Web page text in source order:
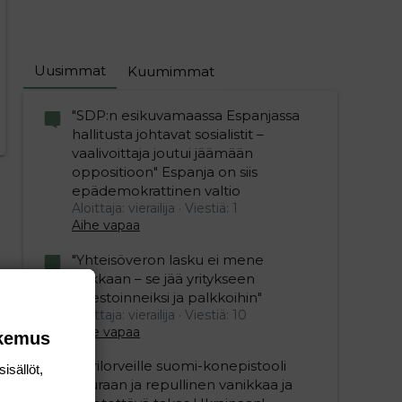
Uusimmat Kuumimmat
"SDP:n esikuvamaassa Espanjassa
hallitusta johtavat sosialistit –
vaalivoittaja joutui jäämään
oppositioon" Espanja on siis
epädemokrattinen valtio
Aloittaja: vierailija
Viestiä: 1
Aihe vapaa
"Yhteisöveron lasku ei mene
hukkaan – se jää yritykseen
investoinneiksi ja palkkoihin"
Aloittaja: vierailija
Viestiä: 10
Aihe vapaa
Ukrilorveille suomi-konepistooli
kouraan ja repullinen vanikkaa ja